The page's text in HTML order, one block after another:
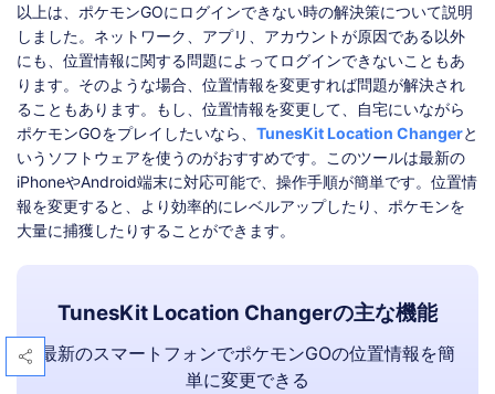
以上は、ポケモンGOにログインできない時の解決策について説明
しました。ネットワーク、アプリ、アカウントが原因である以外
にも、位置情報に関する問題によってログインできないこともあ
ります。そのような場合、位置情報を変更すれば問題が解決され
ることもあります。もし、位置情報を変更して、自宅にいながら
ポケモンGOをプレイしたいなら、 TunesKit Location Changerと
いうソフトウェアを使うのがおすすめです。このツールは最新の
iPhoneやAndroid端末に対応可能で、操作手順が簡単です。位置情
報を変更すると、より効率的にレベルアップしたり、ポケモンを
大量に捕獲したりすることができます。
TunesKit Location Changerの主な機能
最新のスマートフォンでポケモンGOの位置情報を簡
単に変更できる